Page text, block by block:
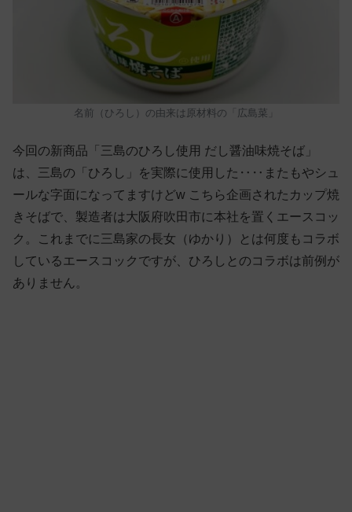
名前（ひろし）の由来は原材料の「広島菜」
今回の新商品「三島のひろし使用 だし醤油味焼そば」
は、三島の「ひろし」を実際に使用した‥‥またもやシュ
ールな字面になってますけどw こちら企画されたカップ焼
きそばで、製造者は大阪府吹田市に本社を置くエースコッ
ク。これまでに三島家の長女（ゆかり）とは何度もコラボ
しているエースコックですが、ひろしとのコラボは前例が
ありません。